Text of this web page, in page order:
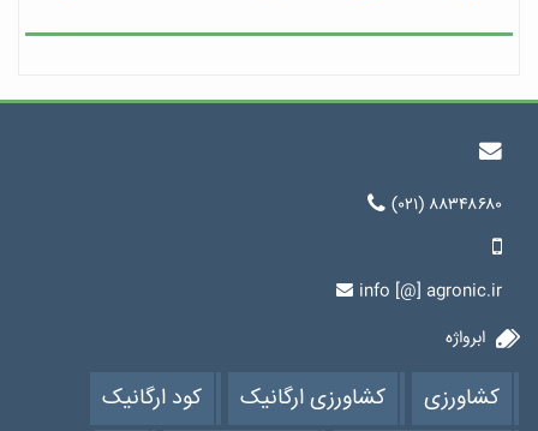
(۰۲۱) ۸۸۳۴۸۶۸۰
info [@] agronic.ir
ابرواژه
کشاورزی کشاورزی ارگانیک کود ارگانیک